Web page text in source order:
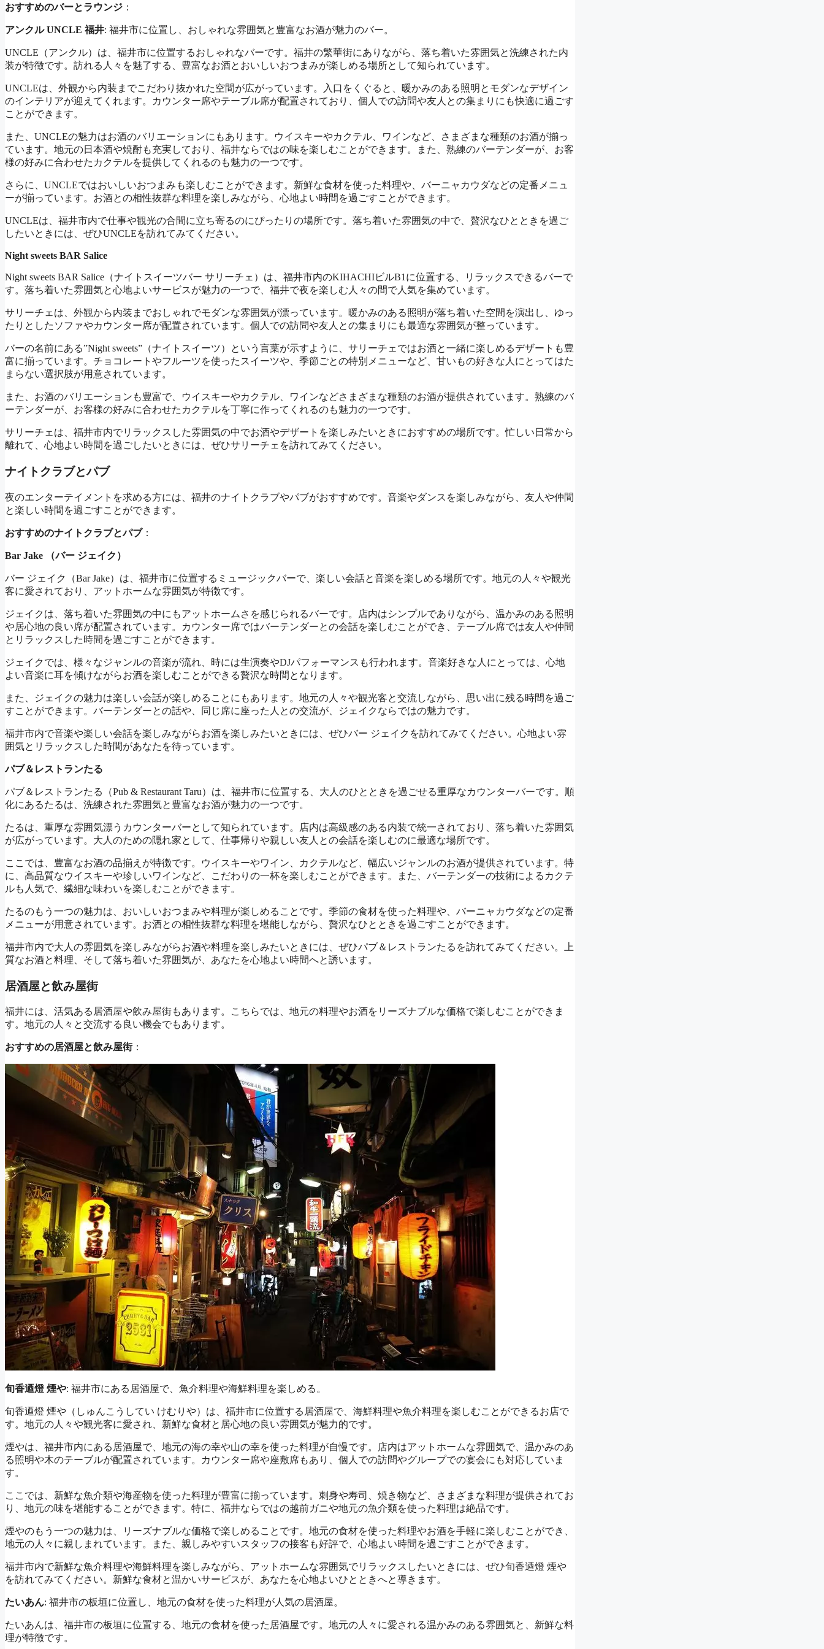
おすすめのバーとラウンジ ：
アンクル UNCLE 福井: 福井市に位置し、おしゃれな雰囲気と豊富なお酒が魅力のバー。
UNCLE（アンクル）は、福井市に位置するおしゃれなバーです。福井の繁華街にありながら、落ち着いた雰囲気と洗練された内
装が特徴です。訪れる人々を魅了する、豊富なお酒とおいしいおつまみが楽しめる場所として知られています。
UNCLEは、外観から内装までこだわり抜かれた空間が広がっています。入口をくぐると、暖かみのある照明とモダンなデザイン
のインテリアが迎えてくれます。カウンター席やテーブル席が配置されており、個人での訪問や友人との集まりにも快適に過ごす
ことができます。
また、UNCLEの魅力はお酒のバリエーションにもあります。ウイスキーやカクテル、ワインなど、さまざまな種類のお酒が揃っ
ています。地元の日本酒や焼酎も充実しており、福井ならではの味を楽しむことができます。また、熟練のバーテンダーが、お客
様の好みに合わせたカクテルを提供してくれるのも魅力の一つです。
さらに、UNCLEではおいしいおつまみも楽しむことができます。新鮮な食材を使った料理や、バーニャカウダなどの定番メニュ
ーが揃っています。お酒との相性抜群な料理を楽しみながら、心地よい時間を過ごすことができます。
UNCLEは、福井市内で仕事や観光の合間に立ち寄るのにぴったりの場所です。落ち着いた雰囲気の中で、贅沢なひとときを過ご
したいときには、ぜひUNCLEを訪れてみてください。
Night sweets BAR Salice
Night sweets BAR Salice（ナイトスイーツバー サリーチェ）は、福井市内のKIHACHIビルB1に位置する、リラックスできるバーで
す。落ち着いた雰囲気と心地よいサービスが魅力の一つで、福井で夜を楽しむ人々の間で人気を集めています。
サリーチェは、外観から内装までおしゃれでモダンな雰囲気が漂っています。暖かみのある照明が落ち着いた空間を演出し、ゆっ
たりとしたソファやカウンター席が配置されています。個人での訪問や友人との集まりにも最適な雰囲気が整っています。
バーの名前にある”Night sweets”（ナイトスイーツ）という言葉が示すように、サリーチェではお酒と一緒に楽しめるデザートも豊
富に揃っています。チョコレートやフルーツを使ったスイーツや、季節ごとの特別メニューなど、甘いもの好きな人にとってはた
まらない選択肢が用意されています。
また、お酒のバリエーションも豊富で、ウイスキーやカクテル、ワインなどさまざまな種類のお酒が提供されています。熟練のバ
ーテンダーが、お客様の好みに合わせたカクテルを丁寧に作ってくれるのも魅力の一つです。
サリーチェは、福井市内でリラックスした雰囲気の中でお酒やデザートを楽しみたいときにおすすめの場所です。忙しい日常から
離れて、心地よい時間を過ごしたいときには、ぜひサリーチェを訪れてみてください。
ナイトクラブとパブ
夜のエンターテイメントを求める方には、福井のナイトクラブやパブがおすすめです。音楽やダンスを楽しみながら、友人や仲間
と楽しい時間を過ごすことができます。
おすすめのナイトクラブとパブ：
Bar Jake （バー ジェイク）
バー ジェイク（Bar Jake）は、福井市に位置するミュージックバーで、楽しい会話と音楽を楽しめる場所です。地元の人々や観光
客に愛されており、アットホームな雰囲気が特徴です。
ジェイクは、落ち着いた雰囲気の中にもアットホームさを感じられるバーです。店内はシンプルでありながら、温かみのある照明
や居心地の良い席が配置されています。カウンター席ではバーテンダーとの会話を楽しむことができ、テーブル席では友人や仲間
とリラックスした時間を過ごすことができます。
ジェイクでは、様々なジャンルの音楽が流れ、時には生演奏やDJパフォーマンスも行われます。音楽好きな人にとっては、心地
よい音楽に耳を傾けながらお酒を楽しむことができる贅沢な時間となります。
また、ジェイクの魅力は楽しい会話が楽しめることにもあります。地元の人々や観光客と交流しながら、思い出に残る時間を過ご
すことができます。バーテンダーとの話や、同じ席に座った人との交流が、ジェイクならではの魅力です。
福井市内で音楽や楽しい会話を楽しみながらお酒を楽しみたいときには、ぜひバー ジェイクを訪れてみてください。心地よい雰
囲気とリラックスした時間があなたを待っています。
パブ＆レストランたる
パブ＆レストランたる（Pub & Restaurant Taru）は、福井市に位置する、大人のひとときを過ごせる重厚なカウンターバーです。順
化にあるたるは、洗練された雰囲気と豊富なお酒が魅力の一つです。
たるは、重厚な雰囲気漂うカウンターバーとして知られています。店内は高級感のある内装で統一されており、落ち着いた雰囲気
が広がっています。大人のための隠れ家として、仕事帰りや親しい友人との会話を楽しむのに最適な場所です。
ここでは、豊富なお酒の品揃えが特徴です。ウイスキーやワイン、カクテルなど、幅広いジャンルのお酒が提供されています。特
に、高品質なウイスキーや珍しいワインなど、こだわりの一杯を楽しむことができます。また、バーテンダーの技術によるカクテ
ルも人気で、繊細な味わいを楽しむことができます。
たるのもう一つの魅力は、おいしいおつまみや料理が楽しめることです。季節の食材を使った料理や、バーニャカウダなどの定番
メニューが用意されています。お酒との相性抜群な料理を堪能しながら、贅沢なひとときを過ごすことができます。
福井市内で大人の雰囲気を楽しみながらお酒や料理を楽しみたいときには、ぜひパブ＆レストランたるを訪れてみてください。上
質なお酒と料理、そして落ち着いた雰囲気が、あなたを心地よい時間へと誘います。
居酒屋と飲み屋街
福井には、活気ある居酒屋や飲み屋街もあります。こちらでは、地元の料理やお酒をリーズナブルな価格で楽しむことができま
す。地元の人々と交流する良い機会でもあります。
おすすめの居酒屋と飲み屋街：
旬香逎燈 煙や: 福井市にある居酒屋で、魚介料理や海鮮料理を楽しめる。
旬香逎燈 煙や（しゅんこうしてい けむりや）は、福井市に位置する居酒屋で、海鮮料理や魚介料理を楽しむことができるお店で
す。地元の人々や観光客に愛され、新鮮な食材と居心地の良い雰囲気が魅力的です。
煙やは、福井市内にある居酒屋で、地元の海の幸や山の幸を使った料理が自慢です。店内はアットホームな雰囲気で、温かみのあ
る照明や木のテーブルが配置されています。カウンター席や座敷席もあり、個人での訪問やグループでの宴会にも対応していま
す。
ここでは、新鮮な魚介類や海産物を使った料理が豊富に揃っています。刺身や寿司、焼き物など、さまざまな料理が提供されてお
り、地元の味を堪能することができます。特に、福井ならではの越前ガニや地元の魚介類を使った料理は絶品です。
煙やのもう一つの魅力は、リーズナブルな価格で楽しめることです。地元の食材を使った料理やお酒を手軽に楽しむことができ、
地元の人々に親しまれています。また、親しみやすいスタッフの接客も好評で、心地よい時間を過ごすことができます。
福井市内で新鮮な魚介料理や海鮮料理を楽しみながら、アットホームな雰囲気でリラックスしたいときには、ぜひ旬香逎燈 煙や
を訪れてみてください。新鮮な食材と温かいサービスが、あなたを心地よいひとときへと導きます。
たいあん: 福井市の板垣に位置し、地元の食材を使った料理が人気の居酒屋。
たいあんは、福井市の板垣に位置する、地元の食材を使った居酒屋です。地元の人々に愛される温かみのある雰囲気と、新鮮な料
理が特徴です。